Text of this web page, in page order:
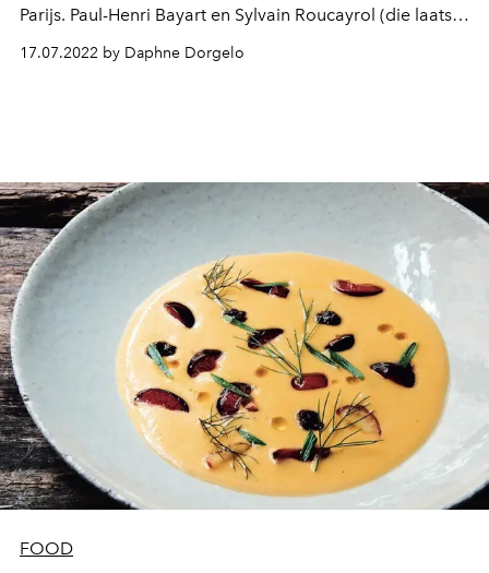
Parijs. Paul-Henri Bayart en Sylvain Roucayrol (die laatste
Caché) zijn twee chefs die heel wat jaren ervaring
17.07.2022 by Daphne Dorgelo
FOOD